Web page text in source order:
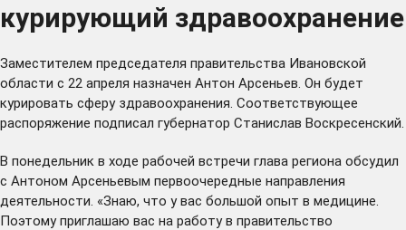
курирующий здравоохранение
Заместителем председателя правительства Ивановской
области с 22 апреля назначен Антон Арсеньев. Он будет
курировать сферу здравоохранения. Соответствующее
распоряжение подписал губернатор Станислав Воскресенский.
В понедельник в ходе рабочей встречи глава региона обсудил
с Антоном Арсеньевым первоочередные направления
деятельности. «Знаю, что у вас большой опыт в медицине.
Поэтому приглашаю вас на работу в правительство